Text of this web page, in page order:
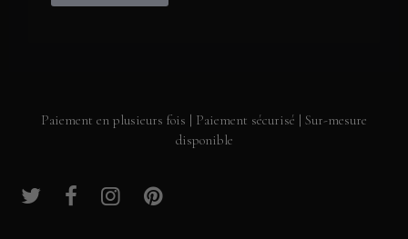
Paiement en plusieurs fois | Paiement sécurisé | Sur-mesure
disponible